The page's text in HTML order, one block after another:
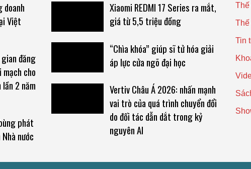
doanh
Việt
đăng
cho
2 năm
phát
nước
Xiaomi REDMI 17 Series ra mắt,
giá từ 5,5 triệu đồng
“Chìa khóa” giúp sĩ tử hóa giải
áp lực cửa ngõ đại học
Vertiv Châu Á 2026: nhấn mạnh
vai trò của quá trình chuyển đổi
do đối tác dẫn dắt trong kỷ
nguyên AI
Tin